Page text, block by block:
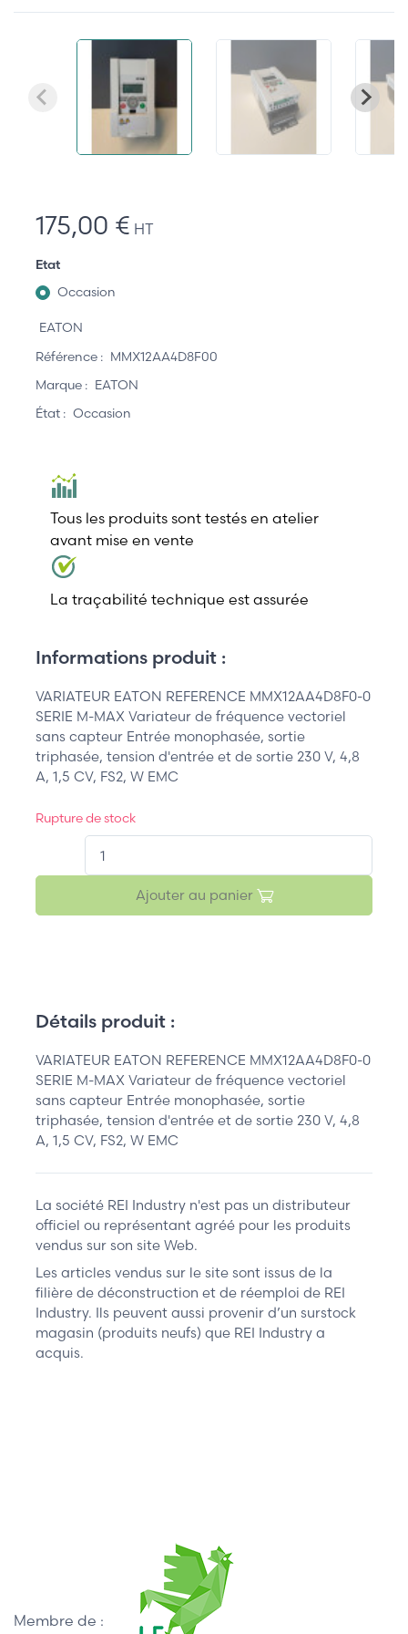
175,00 € HT
Etat
Occasion
EATON
Référence : MMX12AA4D8F00
Marque : EATON
État : Occasion
Tous les produits sont testés en atelier
avant mise en vente
La traçabilité technique est assurée
Informations produit :
VARIATEUR EATON REFERENCE MMX12AA4D8F0-0
SERIE M-MAX Variateur de fréquence vectoriel
sans capteur Entrée monophasée, sortie
triphasée, tension d'entrée et de sortie 230 V, 4,8
A, 1,5 CV, FS2, W EMC
Rupture de stock
Ajouter au panier
Détails produit :
VARIATEUR EATON REFERENCE MMX12AA4D8F0-0
SERIE M-MAX Variateur de fréquence vectoriel
sans capteur Entrée monophasée, sortie
triphasée, tension d'entrée et de sortie 230 V, 4,8
A, 1,5 CV, FS2, W EMC
La société REI Industry n'est pas un distributeur
officiel ou représentant agréé pour les produits
vendus sur son site Web.
Les articles vendus sur le site sont issus de la
filière de déconstruction et de réemploi de REI
Industry. Ils peuvent aussi provenir d’un surstock
magasin (produits neufs) que REI Industry a
acquis.
Membre de :